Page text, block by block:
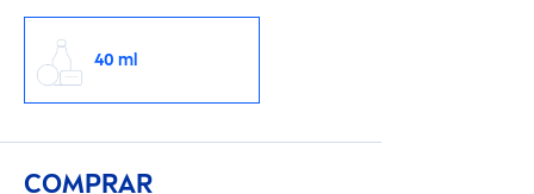
40 ml
COMPRAR